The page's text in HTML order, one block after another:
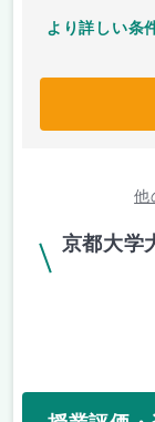
より詳しい条
他
京都大学